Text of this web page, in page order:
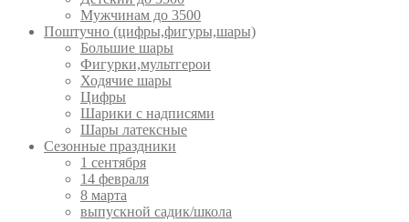
Мужчинам до 3500
Поштучно (цифры,фигуры,шары)
Большие шары
Фигурки,мультгерои
Ходячие шары
Цифры
Шарики с надписями
Шары латексные
Сезонные праздники
1 сентября
14 февраля
8 марта
выпускной садик/школа